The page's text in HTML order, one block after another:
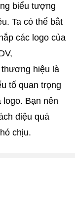
biểu tượng
Ta có thể bắt
các logo của
hiệu là
tố quan trọng
Bạn nên
điệu quá
chịu.